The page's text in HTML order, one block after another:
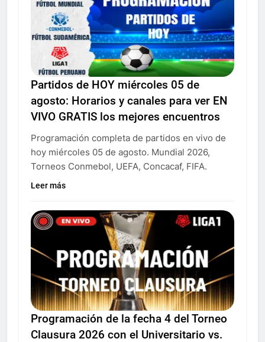
Partidos de HOY miércoles 05 de
agosto: Horarios y canales para ver EN
VIVO GRATIS los mejores encuentros
Programación completa de partidos en vivo de
hoy miércoles 05 de agosto. Mundial 2026,
Torneos Conmebol, UEFA, Concacaf, FIFA.
Leer más
Programación de la fecha 4 del Torneo
Clausura 2026 con el Universitario vs.